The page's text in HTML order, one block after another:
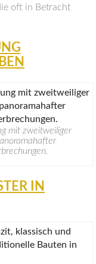
oft in Betracht
mit zweitweiliger
IN